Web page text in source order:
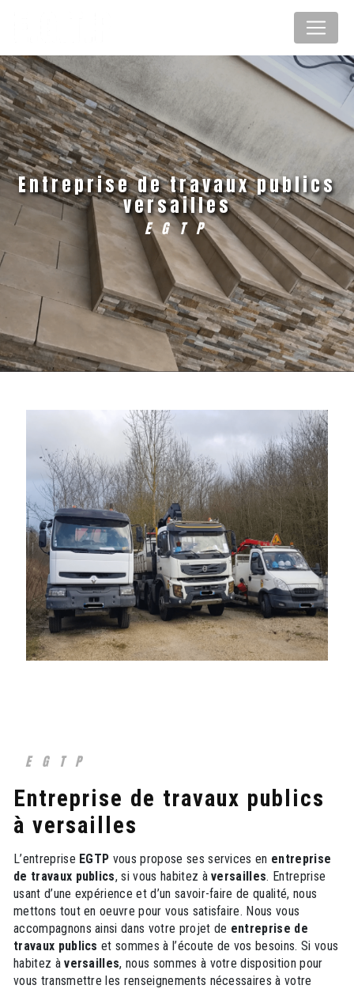
entreprise de travaux publics
versailles
EGTP
EGTP
entreprise de travaux publics
à versailles
L’entreprise EGTP vous propose ses services en entreprise
de travaux publics, si vous habitez àversailles. Entreprise
usant d’une expérience et d’un savoir-faire de qualité, nous
mettons tout en oeuvre pour vous satisfaire. Nous vous
accompagnons ainsi dans votre projet de entreprise de
travaux publics et sommes à l’écoute de vos besoins. Si vous
habitez àversailles, nous sommes à votre disposition pour
vous transmettre les renseignements nécessaires à votre